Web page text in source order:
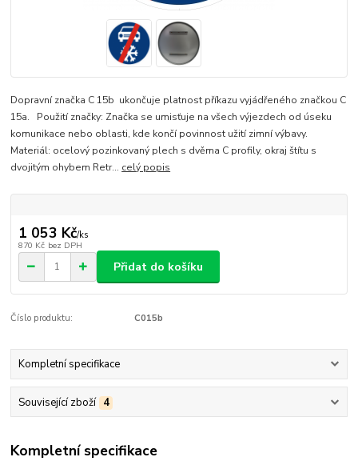
Dopravní značka C 15b ukončuje platnost příkazu vyjádřeného značkou C
15a. Použití značky: Značka se umisťuje na všech výjezdech od úseku
komunikace nebo oblasti, kde končí povinnost užití zimní výbavy.
Materiál: ocelový pozinkovaný plech s dvěma C profily, okraj štítu s
dvojitým ohybem Retr... celý popis
1 053 Kč/ks
870 Kč bez DPH
Přidat do košíku
Číslo produktu: C015b
Kompletní specifikace
Související zboží 4
Kompletní specifikace